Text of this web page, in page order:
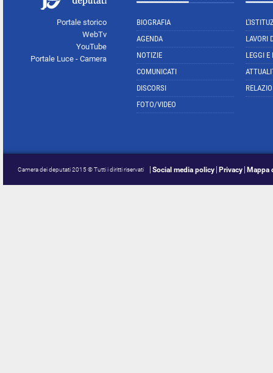
Portale storico
WebTv
YouTube
Portale Luce - Camera
BIOGRAFIA
AGENDA
NOTIZIE
COMUNICATI
DISCORSI
FOTO/VIDEO
LAVORI
LEGGI E
Camera dei deputati 2015 © Tutti i diritti riservati Social media policy Privacy Mappa